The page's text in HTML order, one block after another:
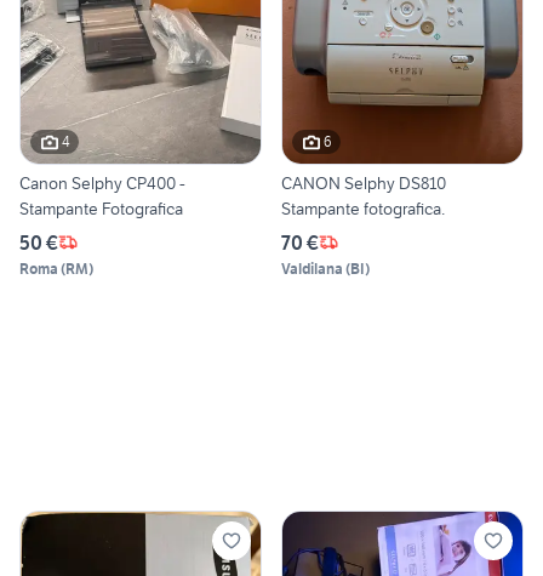
4
Canon Selphy CP400 -
Stampante Fotografica
50 €
Roma (RM)
6
CANON Selphy DS810
Stampante fotografica.
70 €
Valdilana (BI)